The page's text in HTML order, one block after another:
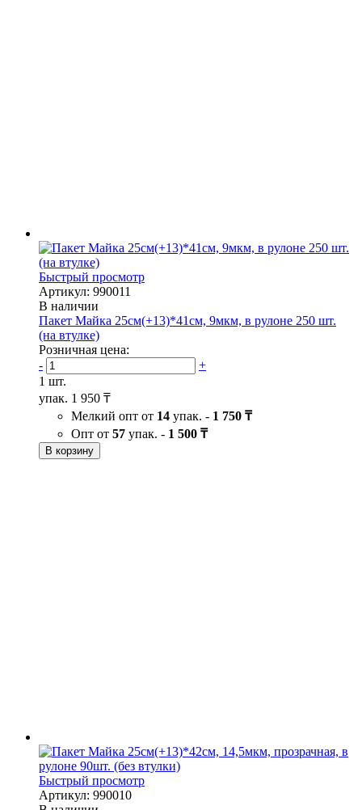
Быстрый просмотр
Артикул: 990011
В наличии
Пакет Майка 25см(+13)*41см, 9мкм, в рулоне 250 шт.
(на втулке)
Розничная цена:
-
+
1 шт.
упак. 1 950 ₸
Мелкий опт от 14 упак. - 1 750 ₸
Опт от 57 упак. - 1 500 ₸
В корзину
Быстрый просмотр
Артикул: 990010